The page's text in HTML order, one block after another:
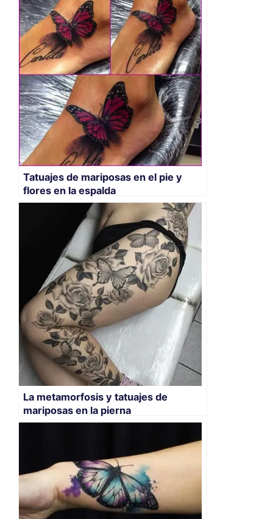
Tatuajes de mariposas en el pie y
flores en la espalda
La metamorfosis y tatuajes de
mariposas en la pierna